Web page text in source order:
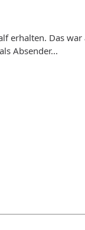
erhalten. Das
Absender...